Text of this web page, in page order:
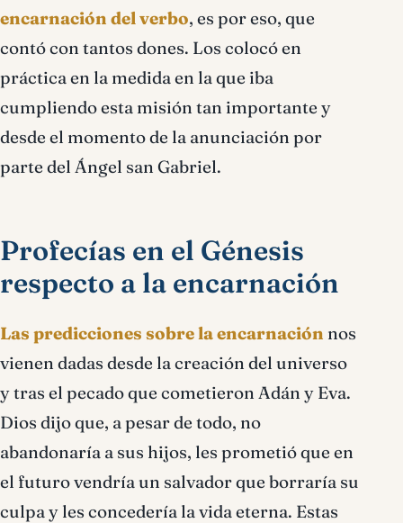
encarnación del verbo, es por eso, que
contó con tantos dones. Los colocó en
práctica en la medida en la que iba
cumpliendo esta misión tan importante y
desde el momento de la anunciación por
parte del Ángel san Gabriel.
Profecías en el Génesis
respecto a la encarnación
Las predicciones sobre la encarnación nos
vienen dadas desde la creación del universo
y tras el pecado que cometieron Adán y Eva.
Dios dijo que, a pesar de todo, no
abandonaría a sus hijos, les prometió que en
el futuro vendría un salvador que borraría su
culpa y les concedería la vida eterna. Estas